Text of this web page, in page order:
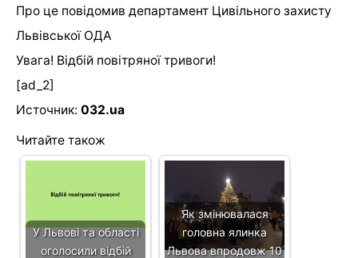
Про це повідомив департамент Цивільного захисту
Львівської ОДА
Увага! Відбій повітряної тривоги!
[ad_2]
Источник: 032.ua
Читайте також
У Львові та області
оголосили відбій
Як змінювалася
головна ялинка
Львова впродовж 10